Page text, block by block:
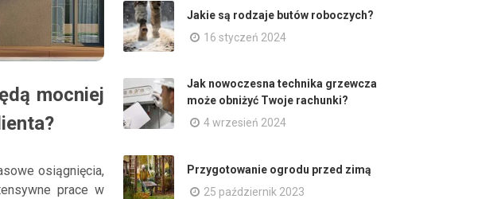
mocniej
osiągnięcia,
prace w
Jakie są rodzaje butów roboczych?
16 styczeń 2024
Jak nowoczesna technika grzewcza
może obniżyć Twoje rachunki?
4 wrzesień 2024
Przygotowanie ogrodu przed zimą
25 październik 2023